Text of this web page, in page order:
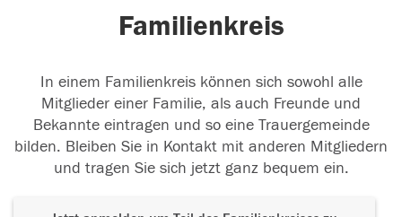
Familienkreis
In einem Familienkreis können sich sowohl alle
Mitglieder einer Familie, als auch Freunde und
Bekannte eintragen und so eine Trauergemeinde
bilden. Bleiben Sie in Kontakt mit anderen Mitgliedern
und tragen Sie sich jetzt ganz bequem ein.